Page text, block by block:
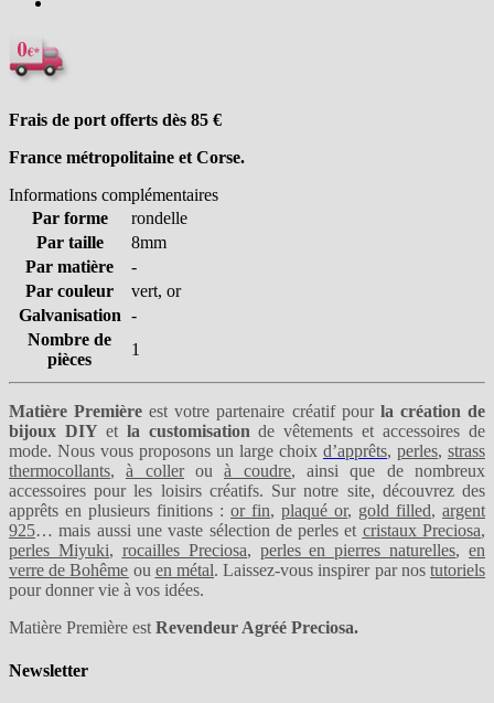
Frais de port offerts dès 85 €
France métropolitaine et Corse.
Informations complémentaires
Par forme
rondelle
Par taille
8mm
Par matière
-
Par couleur
vert, or
Galvanisation -
Nombre de
pièces
1
Matière Première est votre partenaire créatif pourla création de
bijoux DIY etla customisation de vêtements et accessoires de
mode. Nous vous proposons un large choix d’apprêts, perles, strass
thermocollants,à collerouà coudre, ainsi que de nombreux
accessoires pour les loisirs créatifs. Sur notre site, découvrez des
apprêts en plusieurs finitions : or fin, plaqué or, gold filled, argent
925… mais aussi une vaste sélection de perles et cristaux Preciosa,
perles Miyuki, rocailles Preciosa, perles en pierres naturelles, en
verre de Bohême ou en métal. Laissez-vous inspirer par nostutoriels
pour donner vie à vos idées.
Matière Première est Revendeur Agréé Preciosa.
Newsletter